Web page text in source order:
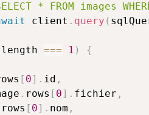
* FROM images
client . query (
length === 1 )
{
[ 0] . id ,
. rows [ 0] . fichier ,
rows [ 0] . nom ,